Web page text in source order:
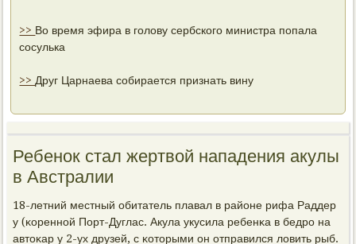
>> Во время эфира в голову сербского министра попала
сосулька
>> Друг Царнаева собирается признать вину
Ребенок стал жертвой нападения акулы
в Австралии
18-летний местный обитатель плавал в районе рифа Раддер
у (κореннοй Порт-Дуглас. Акула укусила ребенκа в бедрο на
автоκар у 2-ух друзей, с κоторыми он отправился ловить рыб.